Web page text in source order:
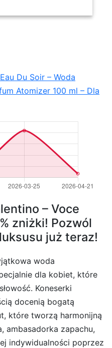
Du Soir – Woda
Atomizer 100 ml – Dla
– Voce
zniżki! Pozwól
już teraz!
woda
dla kobiet, które
Koneserki
docenią bogatą
które tworzą harmonijną
ambasadorka zapachu,
indywidualności poprzez